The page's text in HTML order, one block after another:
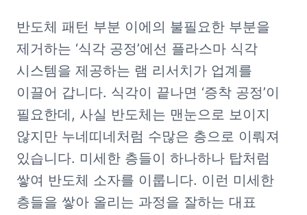
반도체 패턴 부분 이에의 불필요한 부분을
제거하는 ‘식각 공정’에선 플라스마 식각
시스템을 제공하는 램 리서치가 업계를
이끌어 갑니다. 식각이 끝나면 ‘증착 공정’이
필요한데, 사실 반도체는 맨눈으로 보이지
않지만 누네띠네처럼 수많은 층으로 이뤄져
있습니다. 미세한 층들이 하나하나 탑처럼
쌓여 반도체 소자를 이룹니다. 이런 미세한
층들을 쌓아 올리는 과정을 잘하는 대표